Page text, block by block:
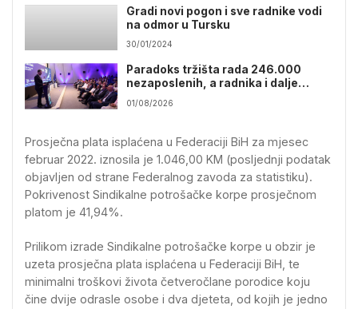
Gradi novi pogon i sve radnike vodi
na odmor u Tursku
30/01/2024
Paradoks tržišta rada 246.000
nezaposlenih, a radnika i dalje
nedostaje
01/08/2026
Prosječna plata isplaćena u Federaciji BiH za mjesec
februar 2022. iznosila je 1.046,00 KM (posljednji podatak
objavljen od strane Federalnog zavoda za statistiku).
Pokrivenost Sindikalne potrošačke korpe prosječnom
platom je 41,94%.
Prilikom izrade Sindikalne potrošačke korpe u obzir je
uzeta prosječna plata isplaćena u Federaciji BiH, te
minimalni troškovi života četveročlane porodice koju
čine dvije odrasle osobe i dva djeteta, od kojih je jedno